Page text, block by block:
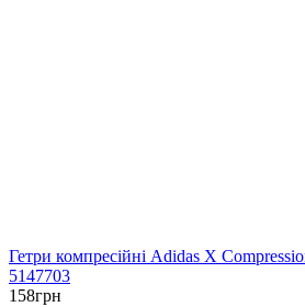
Гетри компресійні Adidas X
5147703
158грн